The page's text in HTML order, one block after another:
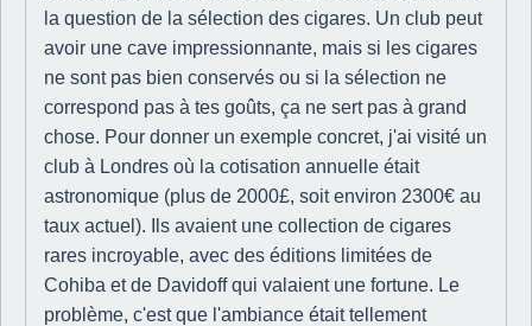
la question de la sélection des cigares. Un club peut
avoir une cave impressionnante, mais si les cigares
ne sont pas bien conservés ou si la sélection ne
correspond pas à tes goûts, ça ne sert pas à grand
chose. Pour donner un exemple concret, j'ai visité un
club à Londres où la cotisation annuelle était
astronomique (plus de 2000£, soit environ 2300€ au
taux actuel). Ils avaient une collection de cigares
rares incroyable, avec des éditions limitées de
Cohiba et de Davidoff qui valaient une fortune. Le
problème, c'est que l'ambiance était tellement